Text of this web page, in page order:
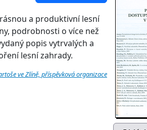
a produktivní lesní
podrobnosti o více než
popis vytrvalých a
lesní zahrady.
ve Zlíně, příspěvková organizace